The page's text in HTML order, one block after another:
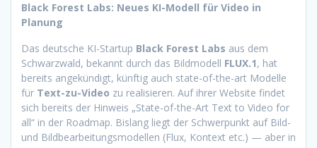
Black Forest Labs: Neues KI-Modell für Video in
Planung
Das deutsche KI-Startup Black Forest Labs aus dem
Schwarzwald, bekannt durch das Bildmodell FLUX.1, hat
bereits angekündigt, künftig auch state-of-the-art Modelle
für Text-zu-Video zu realisieren. Auf ihrer Website findet
sich bereits der Hinweis „State-of-the-Art Text to Video for
all“ in der Roadmap. Bislang liegt der Schwerpunkt auf Bild-
und Bildbearbeitungsmodellen (Flux, Kontext etc.) — aber in